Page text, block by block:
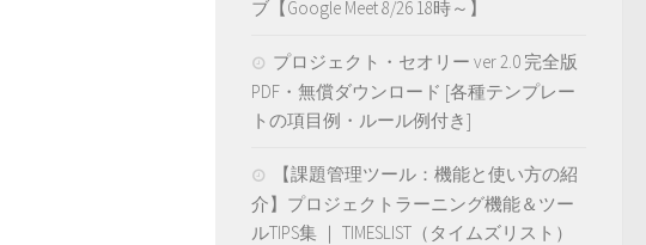
ブ【Google Meet 8/26 18時～】
プロジェクト・セオリー ver 2.0 完全版
PDF・無償ダウンロード [各種テンプレー
トの項目例・ルール例付き]
【課題管理ツール：機能と使い方の紹
介】プロジェクトラーニング機能＆ツー
ルTIPS集 ｜ TIMESLIST（タイムズリスト）